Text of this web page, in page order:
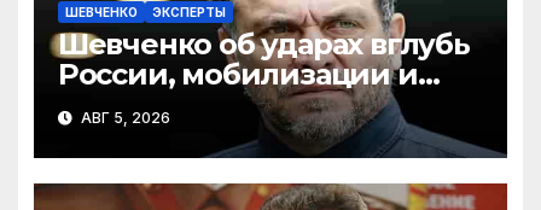
ШЕВЧЕНКО ЭКСПЕРТЫ
Шевченко об ударах вглубь
России, мобилизации и
топливном кризисе /
Специнтервью
АВГ 5, 2026